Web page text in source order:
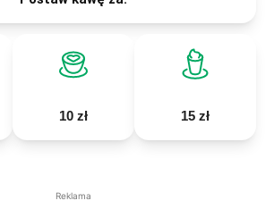
10 zł 15 zł
Reklama